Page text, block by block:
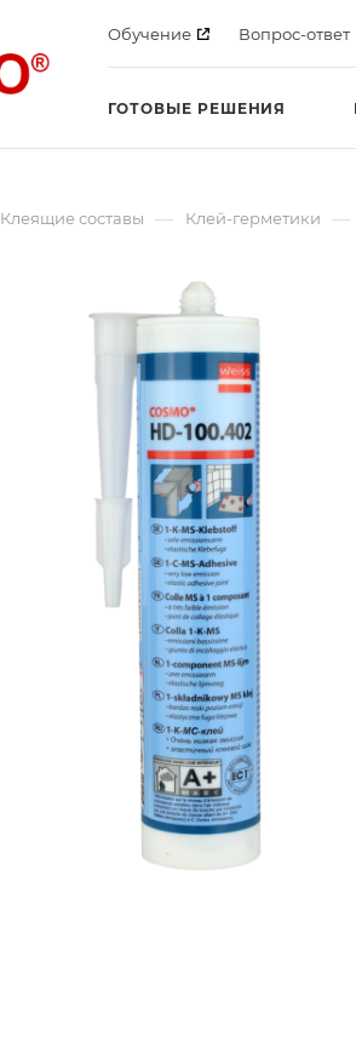
Обучение Вопрос-ответ
ГОТОВЫЕ РЕШЕНИЯ
Клеящие составы — Клей-герметики —